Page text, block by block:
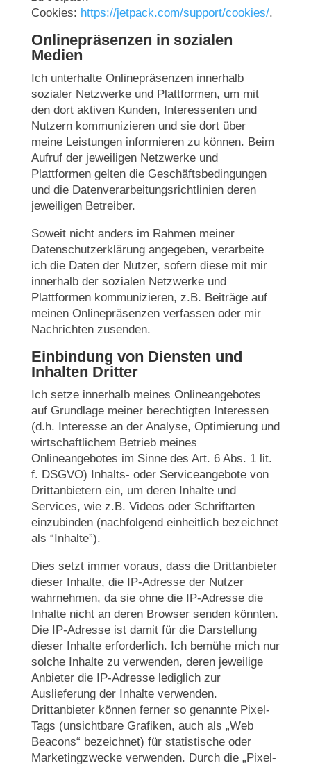
Cookies: https://jetpack.com/support/cookies/.
Onlinepräsenzen in sozialen
Medien
Ich unterhalte Onlinepräsenzen innerhalb
sozialer Netzwerke und Plattformen, um mit
den dort aktiven Kunden, Interessenten und
Nutzern kommunizieren und sie dort über
meine Leistungen informieren zu können. Beim
Aufruf der jeweiligen Netzwerke und
Plattformen gelten die Geschäftsbedingungen
und die Datenverarbeitungsrichtlinien deren
jeweiligen Betreiber.
Soweit nicht anders im Rahmen meiner
Datenschutzerklärung angegeben, verarbeite
ich die Daten der Nutzer, sofern diese mit mir
innerhalb der sozialen Netzwerke und
Plattformen kommunizieren, z.B. Beiträge auf
meinen Onlinepräsenzen verfassen oder mir
Nachrichten zusenden.
Einbindung von Diensten und
Inhalten Dritter
Ich setze innerhalb meines Onlineangebotes
auf Grundlage meiner berechtigten Interessen
(d.h. Interesse an der Analyse, Optimierung und
wirtschaftlichem Betrieb meines
Onlineangebotes im Sinne des Art. 6 Abs. 1 lit.
f. DSGVO) Inhalts- oder Serviceangebote von
Drittanbietern ein, um deren Inhalte und
Services, wie z.B. Videos oder Schriftarten
einzubinden (nachfolgend einheitlich bezeichnet
als “Inhalte”).
Dies setzt immer voraus, dass die Drittanbieter
dieser Inhalte, die IP-Adresse der Nutzer
wahrnehmen, da sie ohne die IP-Adresse die
Inhalte nicht an deren Browser senden könnten.
Die IP-Adresse ist damit für die Darstellung
dieser Inhalte erforderlich. Ich bemühe mich nur
solche Inhalte zu verwenden, deren jeweilige
Anbieter die IP-Adresse lediglich zur
Auslieferung der Inhalte verwenden.
Drittanbieter können ferner so genannte Pixel-
Tags (unsichtbare Grafiken, auch als „Web
Beacons“ bezeichnet) für statistische oder
Marketingzwecke verwenden. Durch die „Pixel-